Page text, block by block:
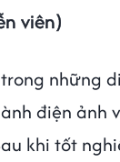
viên)
những
điện ảnh
khi tốt